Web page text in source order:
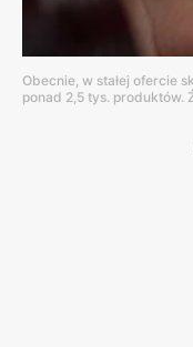
Obecnie, w stałej ofercie
ponad 2,5 tys. produktów.